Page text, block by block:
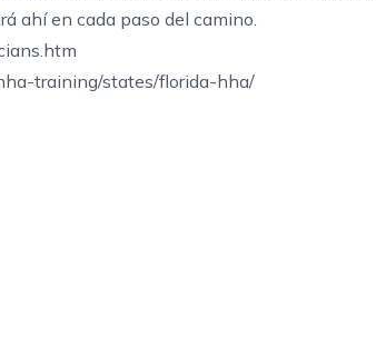
ahí en cada paso del camino.
training/states/florida-hha/